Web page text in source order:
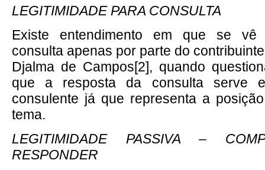
LEGITIMIDADE PARA CONSULTA
Existe entendimento em que se vê
consulta apenas por parte do
Djalma de Campos[2], quando
que a resposta da consulta serve
consulente já que representa a
tema.
LEGITIMIDADE PASSIVA –
RESPONDER